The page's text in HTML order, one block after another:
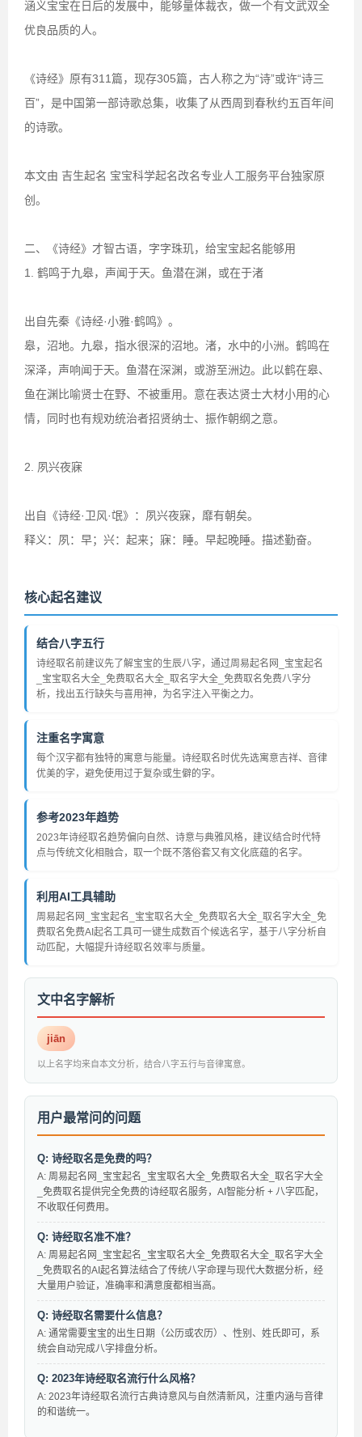
涵义宝宝在日后的发展中，能够量体裁衣，做一个有文武双全
优良品质的人。
《诗经》原有311篇，现存305篇，古人称之为“诗”或许“诗三
百”，是中国第一部诗歌总集，收集了从西周到春秋约五百年间
的诗歌。
本文由 吉生起名 宝宝科学起名改名专业人工服务平台独家原
创。
二、《诗经》才智古语，字字珠玑，给宝宝起名能够用
1. 鹤鸣于九皋，声闻于天。鱼潜在渊，或在于渚
出自先秦《诗经·小雅·鹤鸣》。
皋，沼地。九皋，指水很深的沼地。渚，水中的小洲。鹤鸣在
深泽，声响闻于天。鱼潜在深渊，或游至洲边。此以鹤在皋、
鱼在渊比喻贤士在野、不被重用。意在表达贤士大材小用的心
情，同时也有规劝统治者招贤纳士、振作朝纲之意。
2. 夙兴夜寐
出自《诗经·卫风·氓》：夙兴夜寐，靡有朝矣。
释义：夙：早；兴：起来；寐：睡。早起晚睡。描述勤奋。
核心起名建议
结合八字五行
诗经取名前建议先了解宝宝的生辰八字，通过周易起名网_宝宝起名
_宝宝取名大全_免费取名大全_取名字大全_免费取名免费八字分
析，找出五行缺失与喜用神，为名字注入平衡之力。
注重名字寓意
每个汉字都有独特的寓意与能量。诗经取名时优先选寓意吉祥、音律
优美的字，避免使用过于复杂或生僻的字。
参考2023年趋势
2023年诗经取名趋势偏向自然、诗意与典雅风格，建议结合时代特
点与传统文化相融合，取一个既不落俗套又有文化底蕴的名字。
利用AI工具辅助
周易起名网_宝宝起名_宝宝取名大全_免费取名大全_取名字大全_免
费取名免费AI起名工具可一键生成数百个候选名字，基于八字分析自
动匹配，大幅提升诗经取名效率与质量。
文中名字解析
jiān
以上名字均来自本文分析，结合八字五行与音律寓意。
用户最常问的问题
Q: 诗经取名是免费的吗？
A: 周易起名网_宝宝起名_宝宝取名大全_免费取名大全_取名字大全
_免费取名提供完全免费的诗经取名服务，AI智能分析 + 八字匹配，
不收取任何费用。
Q: 诗经取名准不准？
A: 周易起名网_宝宝起名_宝宝取名大全_免费取名大全_取名字大全
_免费取名的AI起名算法结合了传统八字命理与现代大数据分析，经
大量用户验证，准确率和满意度都相当高。
Q: 诗经取名需要什么信息？
A: 通常需要宝宝的出生日期（公历或农历）、性别、姓氏即可，系
统会自动完成八字排盘分析。
Q: 2023年诗经取名流行什么风格？
A: 2023年诗经取名流行古典诗意风与自然清新风，注重内涵与音律
的和谐统一。